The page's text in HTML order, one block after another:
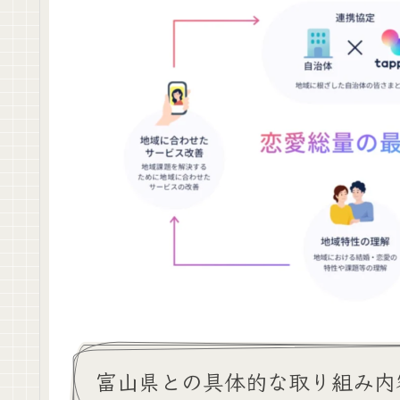
富山県との具体的な取り組み